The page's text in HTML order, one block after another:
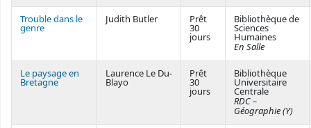
Trouble dans le
genre
Judith Butler Prêt
30
jours
Bibliothèque de
Sciences
Humaines
En Salle
Le paysage en
Bretagne
Laurence Le Du-
Blayo
Prêt
30
jours
Bibliothèque
Universitaire
Centrale
RDC –
Géographie (Y)